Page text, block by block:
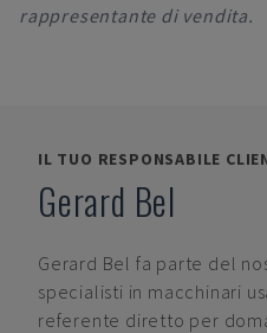
rappresentante di vendita.
IL TUO RESPONSABILE
Gerard Bel
Gerard Bel fa parte del
specialisti in macchinari
referente diretto per